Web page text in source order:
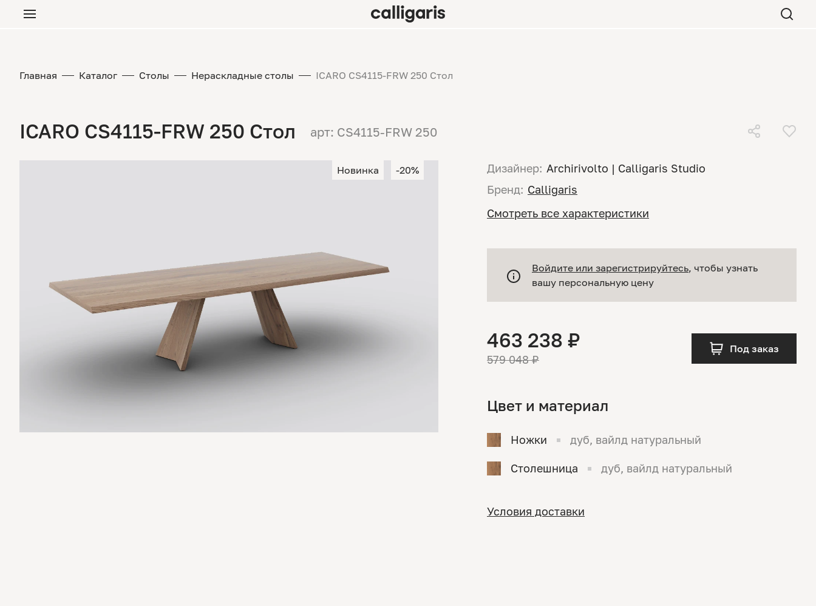
Главная Каталог Столы Нераскладные столы ICARO CS4115-FRW 250 Стол
ICARO CS4115-FRW 250 Стол арт: CS4115-FRW 250
Новинка -20% Дизайнер: Archirivolto | Calligaris Studio
Бренд: Calligaris
Смотреть все характеристики
Войдите или зарегистрируйтесь, чтобы узнать
вашу персональную цену
463 238 ₽
579 048 ₽
Под заказ
Цвет и материал
Ножки дуб, вайлд натуральный
Столешница дуб, вайлд натуральный
Условия доставки